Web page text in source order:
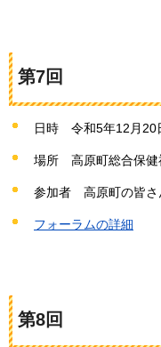
第7回
日時 令和5年12月20
場所 高原町総合保健
参加者 高原町の皆
フォーラムの詳細
第8回